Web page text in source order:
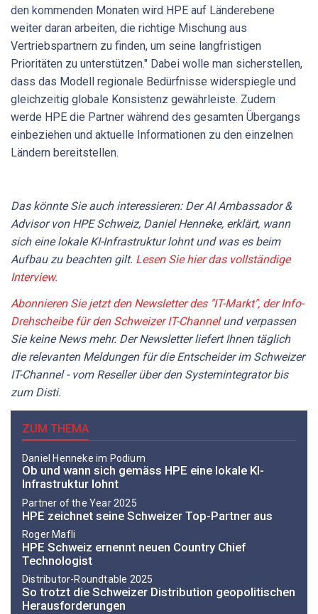
den kommenden Monaten wird HPE auf Länderebene
weiter daran arbeiten, die richtige Mischung aus
Vertriebspartnern zu finden, um seine langfristigen
Prioritäten zu unterstützen." Dabei wolle man sicherstellen,
dass das Modell regionale Bedürfnisse widerspiegle und
gleichzeitig globale Konsistenz gewährleiste. Zudem
werde HPE die Partner während des gesamten Übergangs
einbeziehen und aktuelle Informationen zu den einzelnen
Ländern bereitstellen.
Das könnte Sie auch interessieren: Der AI Ambassador &
Advisor von HPE Schweiz, Daniel ­Henneke, erklärt, wann
sich eine lokale KI-Infrastruktur lohnt und was es beim
Aufbau zu beachten gilt. Lesen Sie hier das vollständige
Interview.
Abonnieren Sie jetzt den Newsletter des "IT-Markt", der Info-
Drehscheibe für den Schweizer IT-Channelund verpassen
Sie keine News mehr. Der Newsletter liefert Ihnen täglich
die relevanten Meldungen für die Entscheider im Schweizer
IT-Channel - vom Reseller über den Systemintegrator bis
zum Disti.
ZUM THEMA
Daniel ­Henneke im Podium
Ob und wann sich gemäss HPE eine lokale KI-
Infrastruktur lohnt
Partner of the Year 2025
HPE zeichnet seine Schweizer Top-Partner aus
Roger Mafli
HPE Schweiz ernennt neuen Country Chief
Technologist
Distributor-­Roundtable 2025
So trotzt die Schweizer Distribution geopolitischen
Herausforderungen